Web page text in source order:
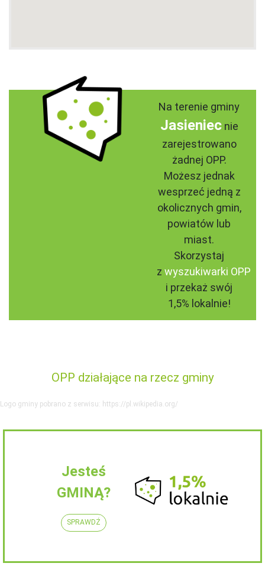
Na terenie gminy
Jasieniecnie
zarejestrowano
żadnej OPP.
Możesz jednak
wesprzeć jedną z
okolicznych gmin,
powiatów lub
miast.
Skorzystaj
z wyszukiwarki OPP
i przekaż swój
1,5% lokalnie!
OPP działające na rzecz gminy
Logo gminy pobrano z serwisu: https://pl.wikipedia.org/
Jesteś
GMINĄ?
SPRAWDŹ